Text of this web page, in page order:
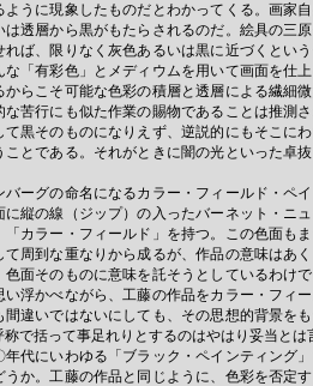
ように現象したものだとわかってくる。画家
は透層から黒がもたらされるのだ。絵具の三
れば、限りなく灰色あるいは黒に近づくとい
な「有彩色」とメディウムを用いて画面を仕
からこそ可能な色彩の積層と透層による繊細
な苦行にも似た作業の賜物であることは推測
て黒そのものになりえず、逆説的にもそこに
ことである。それがときに闇の光といった卓
ーグの命名になるカラー・フィールド・ペ
に縦の線（ジップ）の入ったバーネット・ニ
「カラー・フィールド」を持つ。この色面も
て周到な重なりから成るが、作品の意味はあ
色面そのものに意味を託そうとしているわけ
い浮かべながら、工藤の作品をカラー・フィ
間違いではないにしても、その思想的背景を
で括って事足れりとするのはやはり妥当とは
代にいわゆる「ブラック・ペインティング
うか。工藤の作品と同じように、色彩を否定